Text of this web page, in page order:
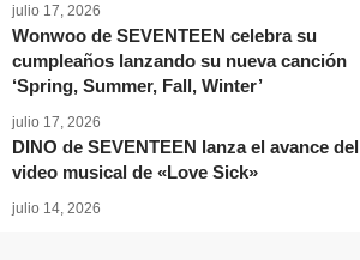
julio 17, 2026
Wonwoo de SEVENTEEN celebra su
cumpleaños lanzando su nueva canción
‘Spring, Summer, Fall, Winter’
julio 17, 2026
DINO de SEVENTEEN lanza el avance del
video musical de «Love Sick»
julio 14, 2026